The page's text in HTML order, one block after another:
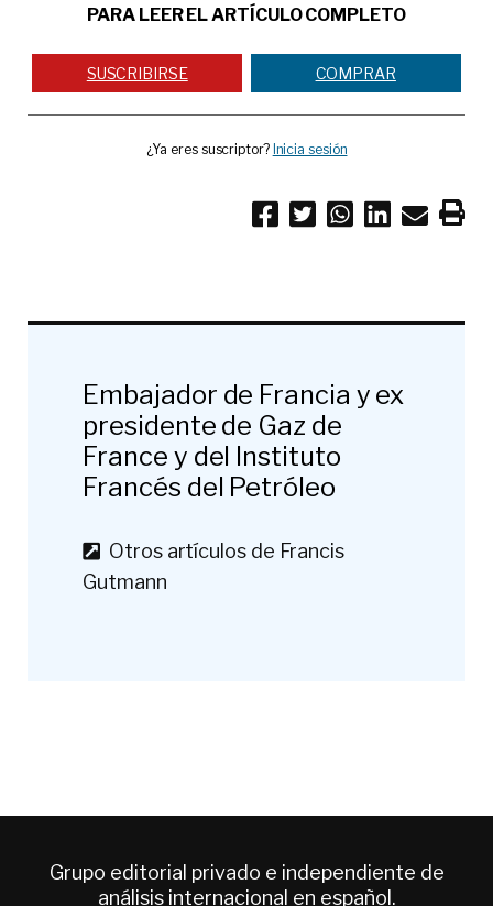
PARA LEER EL ARTÍCULO COMPLETO
SUSCRIBIRSE COMPRAR
¿Ya eres suscriptor? Inicia sesión
Embajador de Francia y ex
presidente de Gaz de
France y del Instituto
Francés del Petróleo
Otros artículos de Francis
Gutmann
Grupo editorial privado e independiente de
análisis internacional en español.